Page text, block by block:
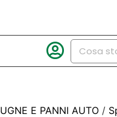
E PANNI AUTO /